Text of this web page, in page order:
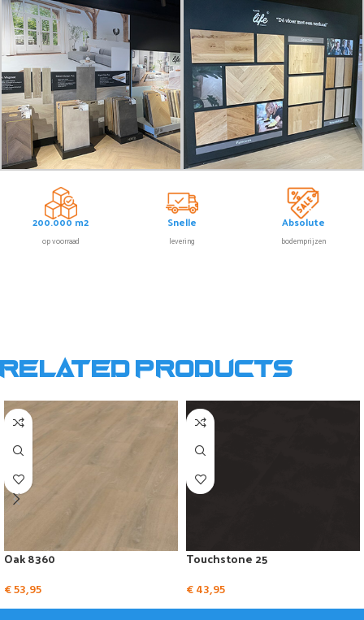
200.000 m2
op voorraad
Snelle
levering
Absolute
bodemprijzen
Related products
Oak 8360
€53,95
Touchstone 25
€43,95